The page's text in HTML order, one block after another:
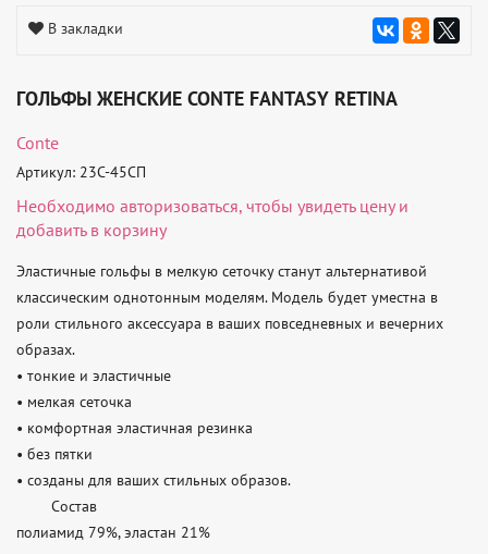
В закладки
ГОЛЬФЫ ЖЕНСКИЕ CONTE FANTASY RETINA
Conte
Артикул: 23С-45СП
Необходимо авторизоваться, чтобы увидеть цену и
добавить в корзину
Эластичные гольфы в мелкую сеточку станут альтернативой
классическим однотонным моделям. Модель будет уместна в
роли стильного аксессуара в ваших повседневных и вечерних
образах.
• тонкие и эластичные
• мелкая сеточка
• комфортная эластичная резинка
• без пятки
• созданы для ваших стильных образов.
полиамид 79%, эластан 21%